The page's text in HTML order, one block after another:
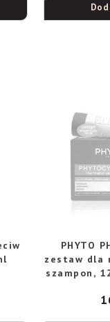
PHYTO
zestaw dla
szampon,